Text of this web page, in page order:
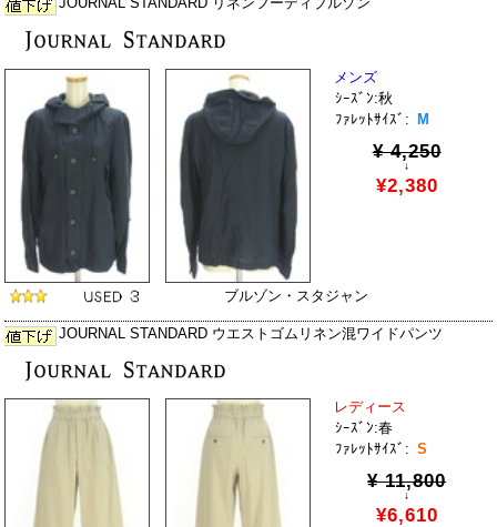
メンズ
ｼｰｽﾞﾝ:秋
ﾌｧﾚｯﾄｻｲｽﾞ: M
¥ 4,250
↓
¥2,380
ブルゾン・スタジャン
JOURNAL STANDARD ウエストゴムリネン混ワイドパンツ
レディース
ｼｰｽﾞﾝ:春
ﾌｧﾚｯﾄｻｲｽﾞ: S
¥ 11,800
↓
¥6,610